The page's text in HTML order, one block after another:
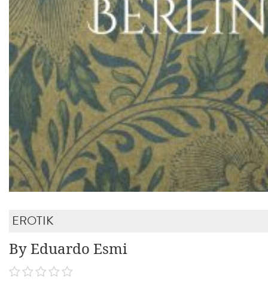
EROTIK
By Eduardo Esmi